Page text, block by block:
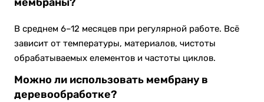
мембраны?
В среднем 6–12 месяцев при регулярной работе. Всё
зависит от температуры, материалов, чистоты
обрабатываемых елементов и частоты циклов.
Можно ли использовать мембрану в
деревообработке?